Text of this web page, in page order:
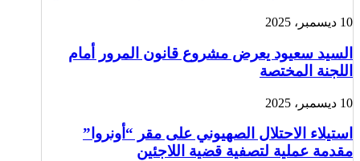
10 ديسمبر، 2025
السيد سعيود يعرض مشروع قانون المرور أمام
اللجنة المختصة
10 ديسمبر، 2025
استيلاء الاحتلال الصهيوني على مقر “أونروا”
مقدمة عملية لتصفية قضية اللاجئين